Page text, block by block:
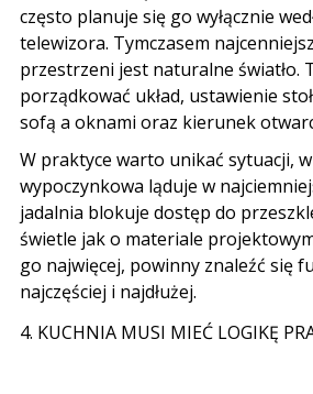
często planuje się go wyłącznie
telewizora. Tymczasem
przestrzeni jest naturalne światło.
porządkować układ, ustawienie
sofą a oknami oraz kierunek
W praktyce warto unikać sytuacji,
wypoczynkowa ląduje w
jadalnia blokuje dostęp do
świetle jak o materiale
go najwięcej, powinny znaleźć się
najczęściej i najdłużej.
4. KUCHNIA MUSI MIEĆ LOGIKĘ